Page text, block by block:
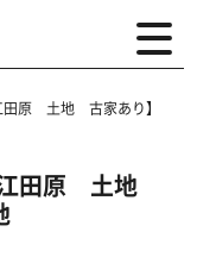
田原 土地 古家あり】
田原 土地